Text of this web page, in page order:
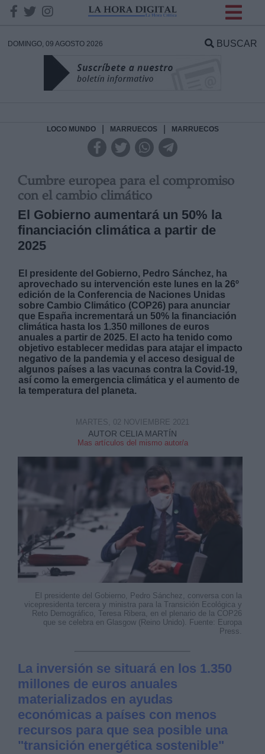
DOMINGO, 09 AGOSTO 2026 BUSCAR
LOCO MUNDO MARRUECOS MARRUECOS
Cumbre europea para el compromiso
con el cambio climático
El Gobierno aumentará un 50% la
financiación climática a partir de
2025
El presidente del Gobierno, Pedro Sánchez, ha
aprovechado su intervención este lunes en la 26º
edición de la Conferencia de Naciones Unidas
sobre Cambio Climático (COP26) para anunciar
que España incrementará un 50% la financiación
climática hasta los 1.350 millones de euros
anuales a partir de 2025. El acto ha tenido como
objetivo establecer medidas para atajar el impacto
negativo de la pandemia y el acceso desigual de
algunos países a las vacunas contra la Covid-19,
así como la emergencia climática y el aumento de
la temperatura del planeta.
AUTOR CELIA MARTÍN
Mas artículos del mismo autor/a
MARTES, 02 NOVIEMBRE 2021
El presidente del Gobierno, Pedro Sánchez, conversa con la
vicepresidenta tercera y ministra para la Transición Ecológica y
Reto Demográfico, Teresa Ribera, en el plenario de la COP26
que se celebra en Glasgow (Reino Unido). Fuente: Europa
Press.
La inversión se situará en los 1.350
millones de euros anuales
materializados en ayudas
económicas a países con menos
recursos para que sea posible una
"transición energética sostenible"
DATOS
Responsable:
Legitimación:
Destinatarios:
Derechos:
link
Información adicional